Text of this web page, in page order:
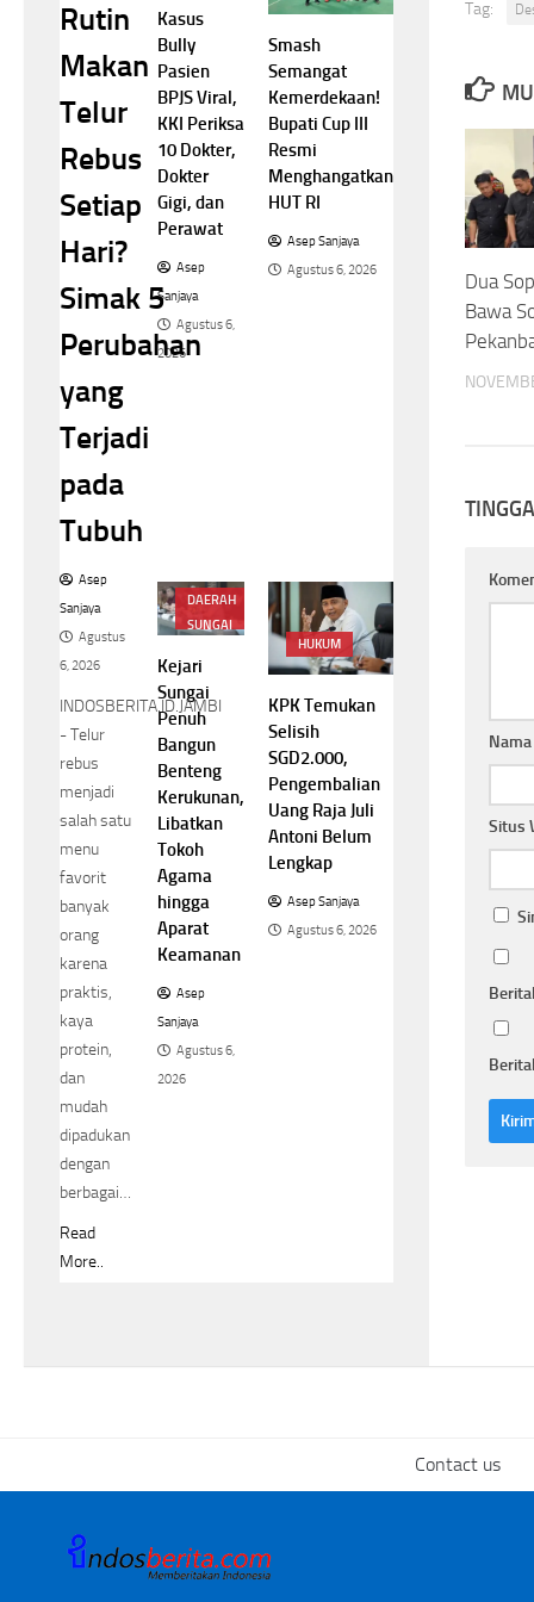
Tag:
Dua
Bawa
Nama
Situs
Rutin
Makan
Telur
Rebus
Setiap
Hari?
Simak 5
Perubahan
yang
Terjadi
pada
Tubuh
Asep
Sanjaya
Agustus
6, 2026
INDOSBERITA.ID.JAMBI
- Telur
rebus
menjadi
salah satu
menu
favorit
banyak
orang
karena
praktis,
kaya
protein,
dan
mudah
dipadukan
dengan
berbagai…
Read
More..
Kasus
Bully
Pasien
BPJS Viral,
KKI Periksa
10 Dokter,
Dokter
Gigi, dan
Perawat
Asep
Sanjaya
Agustus 6,
2026
Smash
Semangat
Kemerdekaan!
Bupati Cup III
Resmi
Menghangatkan
HUT RI
Asep Sanjaya
Agustus 6, 2026
DAERAH
SUNGAI
PENUH
Kejari
Sungai
Penuh
Bangun
Benteng
Kerukunan,
Libatkan
Tokoh
Agama
hingga
Aparat
Keamanan
Asep
Sanjaya
Agustus 6,
2026
HUKUM
KPK Temukan
Selisih
SGD2.000,
Pengembalian
Uang Raja Juli
Antoni Belum
Lengkap
Asep Sanjaya
Agustus 6, 2026
Contact us